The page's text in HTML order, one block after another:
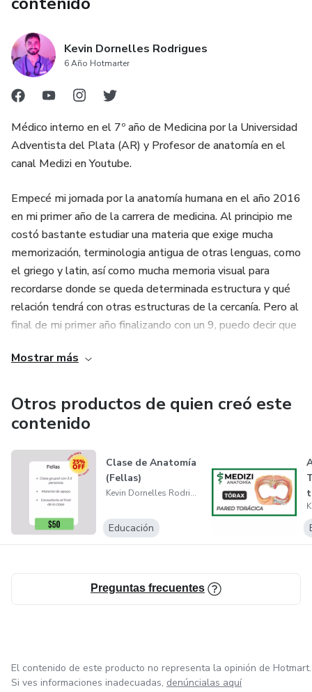
Kevin Dornelles Rodrigues
6 Año Hotmarter
Médico interno en el 7º año de Medicina por la Universidad
Adventista del Plata (AR) y Profesor de anatomía en el
canal Medizi en Youtube.
Empecé mi jornada por la anatomía humana en el año 2016
en mi primer año de la carrera de medicina. Al principio me
costó bastante estudiar una materia que exige mucha
memorización, terminologia antigua de otras lenguas, como
el griego y latin, así como mucha memoria visual para
recordarse donde se queda determinada estructura y qué
relación tendrá con otras estructuras de la cercanía. Pero al
final de mi primer año finalizando con un 9, puedo decir que
como se compone nuesto increible cuerpo humano. Espero
Mostrar más
Otros productos de quien creó este
contenido
Clase de Anatomía
(Fellas)
Kevin Dornelles Rodrigues
Educación
Preguntas frecuentes
El contenido de este producto no representa la opinión de Hotmart.
Si ves informaciones inadecuadas, denúncialas aquí